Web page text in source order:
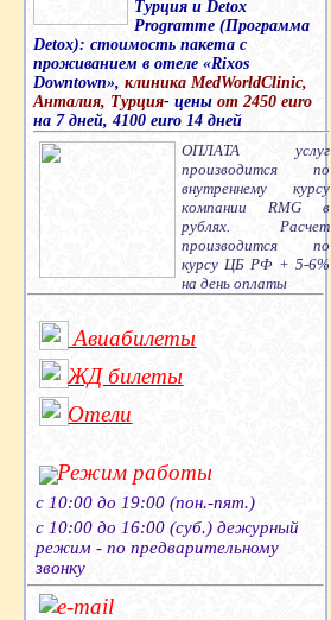
Турция и Detox
Programme (Программа
Detox): стоимость пакета с
проживанием в отеле «Rixos
Downtown», клиника MedWorldClinic,
Анталия, Турция- цены от 2450 euro
на 7 дней, 4100 euro 14 дней
ОПЛАТА услуг
производится по
внутреннему курсу
компании RMG в
рублях. Расчет
производится по
курсу ЦБ РФ + 5-6%
на день оплаты
Авиабилеты
ЖД билеты
Отели
Режим работы
с 10:00 до 19:00 (пон.-пят.)
с 10:00 до 16:00 (суб.) дежурный
режим - по предварительному
звонку
e-mail